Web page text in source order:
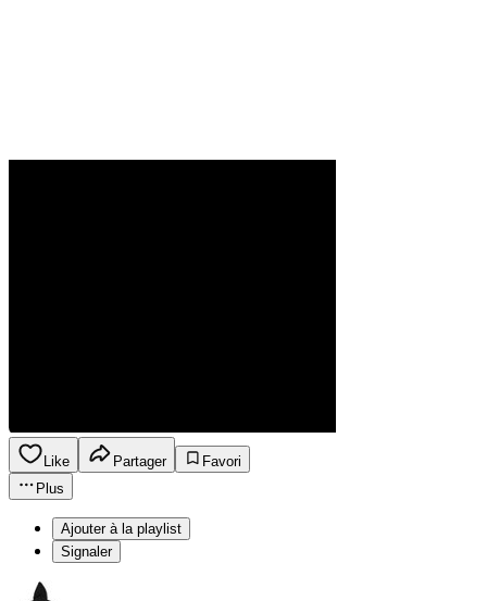
Like Partager
Favori
Plus
Ajouter à la playlist
Signaler